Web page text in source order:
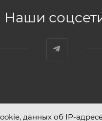
Наши
данных об IP-